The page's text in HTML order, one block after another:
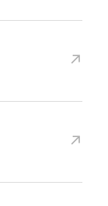
↗
↗